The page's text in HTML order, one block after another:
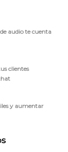
audio te cuenta
clientes
y aumentar